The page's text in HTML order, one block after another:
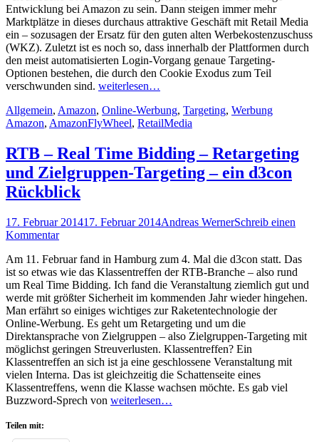
Entwicklung bei Amazon zu sein. Dann steigen immer mehr
Marktplätze in dieses durchaus attraktive Geschäft mit Retail Media
ein – sozusagen der Ersatz für den guten alten Werbekostenzuschuss
(WKZ). Zuletzt ist es noch so, dass innerhalb der Plattformen durch
den meist automatisierten Login-Vorgang genaue Targeting-
Optionen bestehen, die durch den Cookie Exodus zum Teil
verschwunden sind. weiterlesen…
Kategorien
Allgemein, Amazon, Online-Werbung, Targeting, Werbung
Amazon, AmazonFlyWheel, RetailMedia
RTB – Real Time Bidding – Retargeting
und Zielgruppen-Targeting – ein d3con
Rückblick
Posted
on
17. Februar 201417. Februar 2014Autor
Andreas WernerSchreib einen
Kommentar
Am 11. Februar fand in Hamburg zum 4. Mal die d3con statt. Das
ist so etwas wie das Klassentreffen der RTB-Branche – also rund
um Real Time Bidding. Ich fand die Veranstaltung ziemlich gut und
werde mit größter Sicherheit im kommenden Jahr wieder hingehen.
Man erfährt so einiges wichtiges zur Raketentechnologie der
Online-Werbung. Es geht um Retargeting und um die
Direktansprache von Zielgruppen – also Zielgruppen-Targeting mit
möglichst geringen Streuverlusten. Klassentreffen? Ein
Klassentreffen an sich ist ja eine geschlossene Veranstaltung mit
vielen Interna. Das ist gleichzeitig die Schattenseite eines
Klassentreffens, wenn die Klasse wachsen möchte. Es gab viel
Buzzword-Sprech von weiterlesen…
Teilen mit: